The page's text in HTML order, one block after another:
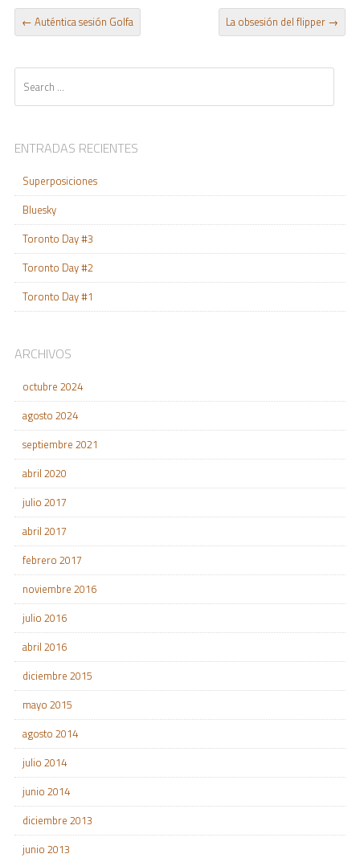
POST NAVIGATION
← Auténtica sesión Golfa La obsesión del flipper →
ENTRADAS RECIENTES
Superposiciones
Bluesky
Toronto Day #3
Toronto Day #2
Toronto Day #1
ARCHIVOS
octubre 2024
agosto 2024
septiembre 2021
abril 2020
julio 2017
abril 2017
febrero 2017
noviembre 2016
julio 2016
abril 2016
diciembre 2015
mayo 2015
agosto 2014
julio 2014
junio 2014
diciembre 2013
junio 2013